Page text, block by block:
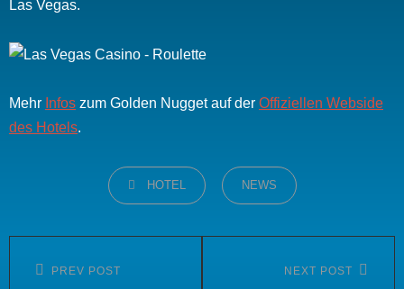
Las Vegas.
Mehr Infos zum Golden Nugget auf der Offiziellen Webside
des Hotels.
CATEGORIES
HOTEL NEWS
Previous
PREV POST NEXT POST